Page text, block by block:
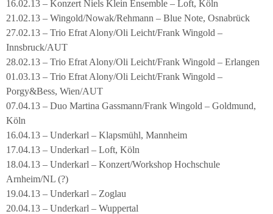
16.02.13 – Konzert Niels Klein Ensemble – Loft, Köln
21.02.13 – Wingold/Nowak/Rehmann – Blue Note, Osnabrück
27.02.13 – Trio Efrat Alony/Oli Leicht/Frank Wingold –
Innsbruck/AUT
28.02.13 – Trio Efrat Alony/Oli Leicht/Frank Wingold – Erlangen
01.03.13 – Trio Efrat Alony/Oli Leicht/Frank Wingold –
Porgy&Bess, Wien/AUT
07.04.13 – Duo Martina Gassmann/Frank Wingold – Goldmund,
Köln
16.04.13 – Underkarl – Klapsmühl, Mannheim
17.04.13 – Underkarl – Loft, Köln
18.04.13 – Underkarl – Konzert/Workshop Hochschule
Arnheim/NL (?)
19.04.13 – Underkarl – Zoglau
20.04.13 – Underkarl – Wuppertal